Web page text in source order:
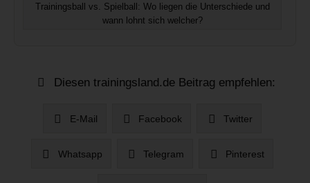
Trainingsball vs. Spielball: Wo liegen die Unterschiede und
wann lohnt sich welcher?
Diesen trainingsland.de Beitrag empfehlen:
E-Mail Facebook Twitter
Whatsapp Telegram Pinterest